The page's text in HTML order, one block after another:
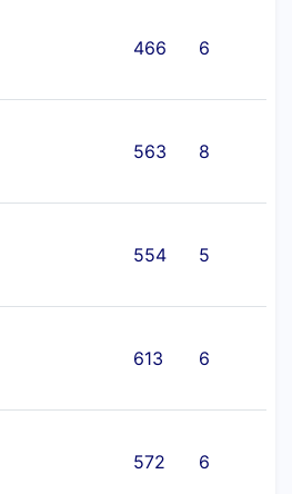
466 6
563 8
554 5
613 6
572 6